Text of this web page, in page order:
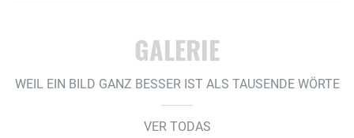
GALERIE
WEIL EIN BILD GANZ BESSER IST ALS TAUSENDE WÖRTE
VER TODAS